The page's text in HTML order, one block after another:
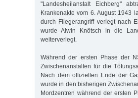
"Landesheilanstalt Eichberg"
Krankenakte vom 6. August 1943
durch Fliegerangriff verlegt nach
wurde Alwin Knötsch in die
weiterverlegt.
Während der ersten Phase der
Zwischenanstalten für die
Nach dem offiziellen Ende der
wurde in den bisherigen
Mordzentren während der ersten